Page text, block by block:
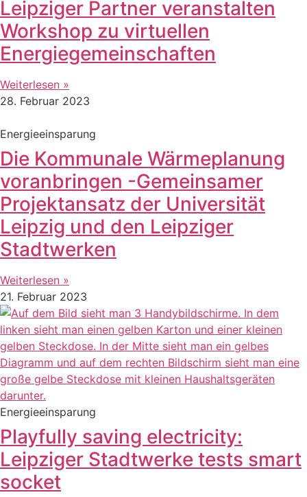
Leipziger Partner veranstalten
Workshop zu virtuellen
Energiegemeinschaften
Weiterlesen »
28. Februar 2023
Energieeinsparung
Die Kommunale Wärmeplanung
voranbringen -Gemeinsamer
Projektansatz der Universität
Leipzig und den Leipziger
Stadtwerken
Weiterlesen »
21. Februar 2023
Energieeinsparung
Playfully saving electricity:
Leipziger Stadtwerke tests smart
socket